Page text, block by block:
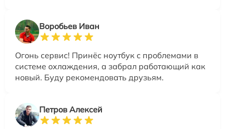
Воробьев Иван
Огонь сервис! Принёс ноутбук с проблемами в
системе охлаждения, а забрал работающий как
новый. Буду рекомендовать друзьям.
Петров Алексей